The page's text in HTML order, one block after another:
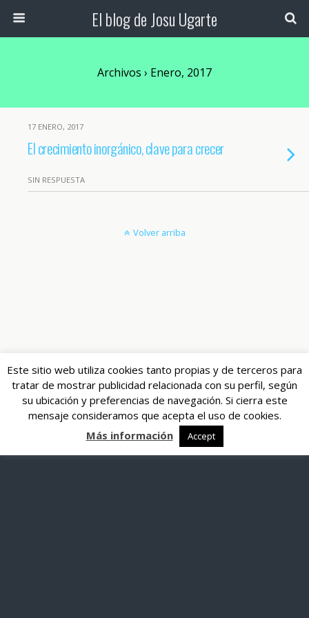
El blog de Josu Ugarte
Archivos › Enero, 2017
17 ENERO, 2017
El crecimiento inorgánico, clave para crecer
SIN RESPUESTA
Este sitio web utiliza cookies tanto propias y de terceros para
tratar de mostrar publicidad relacionada con su perfil, según
su ubicación y preferencias de navegación. Si cierra este
mensaje consideramos que acepta el uso de cookies.
Más información
Accept
Volver arriba